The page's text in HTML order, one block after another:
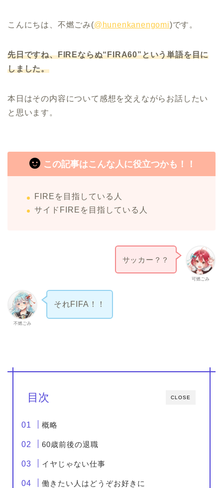
こんにちは、不燃ごみ(@hunenkanengomi)です。
先日ですね、FIREならぬ“FIRA60”という単語を目に
しました。
本日はその内容について感想を交えながらお話したい
と思います。
この記事はこんな人に役立つかも！！
FIREを目指している人
サイドFIREを目指している人
可燃ごみ
サッカー？？
不燃ごみ
それFIFA！！
CLOSE
目次
概略
60歳前後の退職
イヤじゃない仕事
働きたい人はどうぞお好きに